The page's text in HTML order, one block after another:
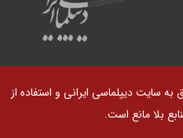
سایت دیپلماسی ایرانی و استفاده از
بلا مانع است.